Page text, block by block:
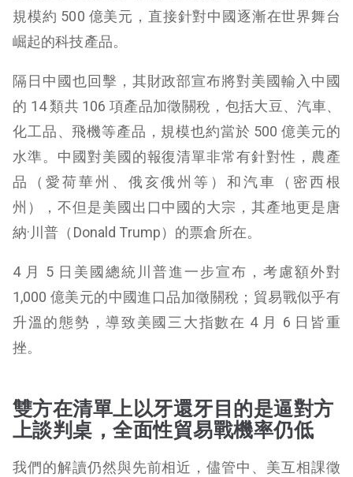
規模約 500 億美元，直接針對中國逐漸在世界舞台
崛起的科技產品。
隔日中國也回擊，其財政部宣布將對美國輸入中國
的 14 類共 106 項產品加徵關稅，包括大豆、汽車、
化工品、飛機等產品，規模也約當於 500 億美元的
水準。中國對美國的報復清單非常有針對性，農產
品（愛荷華州、俄亥俄州等）和汽車（密西根
州），不但是美國出口中國的大宗，其產地更是唐
納·川普（Donald Trump）的票倉所在。
4 月 5 日美國總統川普進一步宣布，考慮額外對
1,000 億美元的中國進口品加徵關稅；貿易戰似乎有
升溫的態勢，導致美國三大指數在 4 月 6 日皆重
挫。
雙方在清單上以牙還牙目的是逼對方
上談判桌，全面性貿易戰機率仍低
我們的解讀仍然與先前相近，儘管中、美互相課徵